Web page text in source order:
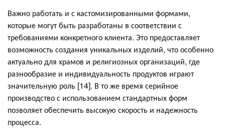
Важно работать и с кастомизированными формами,
которые могут быть разработаны в соответствии с
требованиями конкретного клиента. Это предоставляет
возможность создания уникальных изделий, что особенно
актуально для храмов и религиозных организаций, где
разнообразие и индивидуальность продуктов играют
значительную роль [14]. В то же время серийное
производство с использованием стандартных форм
позволяет обеспечить высокую скорость и надежность
процесса.